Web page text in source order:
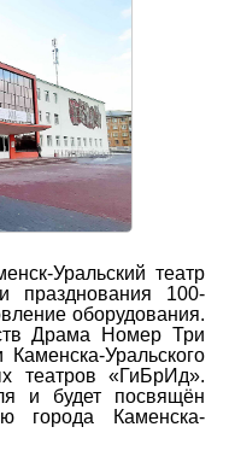
Уральский театр
празднования 100-
оборудования.
Драма Номер Три
Уральского
театров «ГиБрИд».
и будет посвящён
города Каменска-